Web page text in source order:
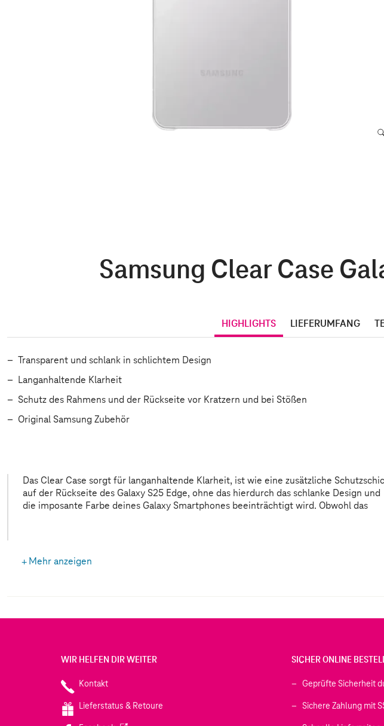
Samsung Clear Case
HIGHLIGHTS LIEFERUMFANG
Transparent und schlank in schlichtem Design
Langanhaltende Klarheit
Schutz des Rahmens und der Rückseite vor Kratzern und bei Stößen
Original Samsung Zubehör
Das Clear Case sorgt für langanhaltende Klarheit, ist wie eine zusätzliche
auf der Rückseite des Galaxy S25 Edge, ohne das hierdurch das schlanke Design und
die imposante Farbe deines Galaxy Smartphones beeinträchtigt wird. Obwohl das
transparente Material dünn ist, kann es dein Smartphone im Alltag vor
Mehr anzeigen
WIR HELFEN DIR WEITER
Kontakt
Lieferstatus & Retoure
SICHER ONLINE
Geprüfte Sicherheit
Sichere Zahlung mit